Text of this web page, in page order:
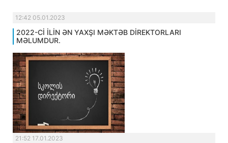
12:42 05.01.2023
2022-Cİ İLİN ƏN YAXŞI MƏKTƏB DİREKTORLARI
MƏLUMDUR.
21:52 17.01.2023